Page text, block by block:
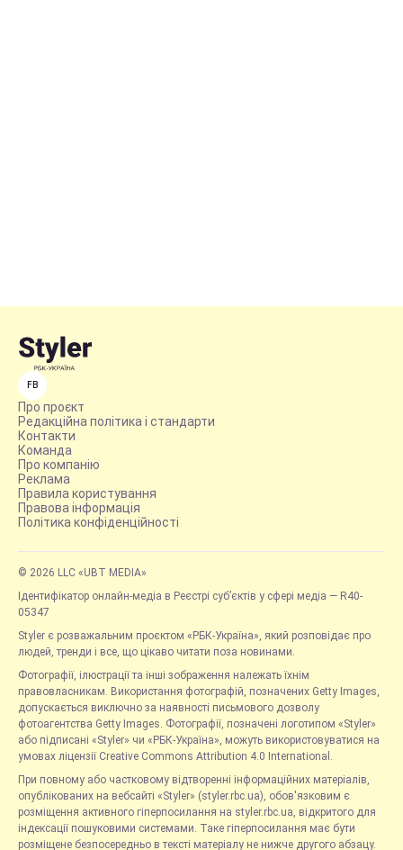
FB
Про проєкт
Редакційна політика і стандарти
Контакти
Команда
Про компанію
Реклама
Правила користування
Правова інформація
Політика конфіденційності
© 2026 LLC «UBT MEDIA»
Ідентифікатор онлайн-медіа в Реєстрі суб’єктів у сфері медіа — R40-
05347
Styler є розважальним проєктом «РБК-Україна», який розповідає про
людей, тренди і все, що цікаво читати поза новинами.
Фотографії, ілюстрації та інші зображення належать їхнім
правовласникам. Використання фотографій, позначених Getty Images,
допускається виключно за наявності письмового дозволу
фотоагентства Getty Images. Фотографії, позначені логотипом «Styler»
або підписані «Styler» чи «РБК-Україна», можуть використовуватися на
умовах ліцензії Creative Commons Attribution 4.0 International.
При повному або частковому відтворенні інформаційних матеріалів,
опублікованих на вебсайті «Styler» (styler.rbc.ua), обов'язковим є
розміщення активного гіперпосилання на styler.rbc.ua, відкритого для
індексації пошуковими системами. Таке гіперпосилання має бути
розміщене безпосередньо в тексті матеріалу не нижче другого абзацу.